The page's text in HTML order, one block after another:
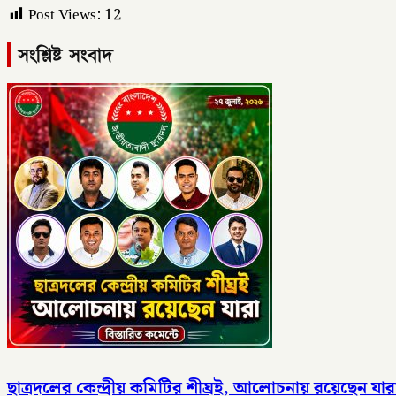
Post Views: 12
সংশ্লিষ্ট সংবাদ
ছাত্রদলের কেন্দ্রীয় কমিটির শীঘ্রই, আলোচনায় রয়েছেন